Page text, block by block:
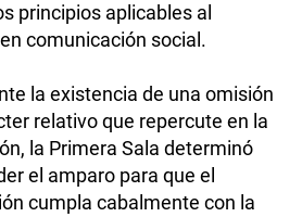
principios aplicables al
comunicación social.
la existencia de una omisión
relativo que repercute en la
la Primera Sala determinó
el amparo para que el
cumpla cabalmente con la